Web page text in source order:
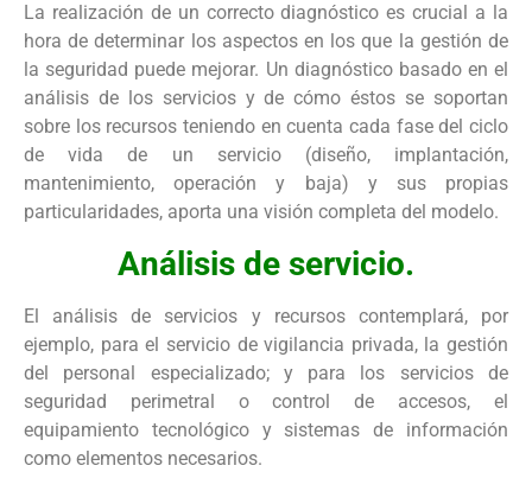
La realización de un correcto diagnóstico es crucial a la
hora de determinar los aspectos en los que la gestión de
la seguridad puede mejorar. Un diagnóstico basado en el
análisis de los servicios y de cómo éstos se soportan
sobre los recursos teniendo en cuenta cada fase del ciclo
de vida de un servicio (diseño, implantación,
mantenimiento, operación y baja) y sus propias
particularidades, aporta una visión completa del modelo.
Análisis de servicio.
El análisis de servicios y recursos contemplará, por
ejemplo, para el servicio de vigilancia privada, la gestión
del personal especializado; y para los servicios de
seguridad perimetral o control de accesos, el
equipamiento tecnológico y sistemas de información
como elementos necesarios.